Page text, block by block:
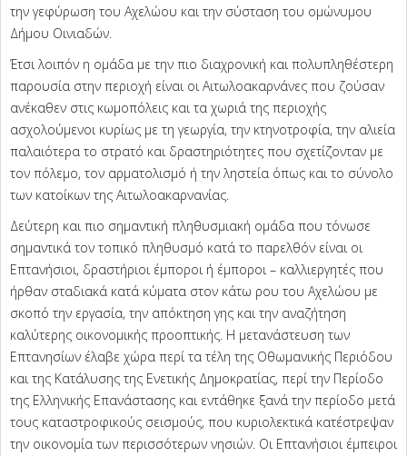
την γεφύρωση του Αχελώου και την σύσταση του ομώνυμου
Δήμου Οινιαδών.
Έτσι λοιπόν η ομάδα με την πιο διαχρονική και πολυπληθέστερη
παρουσία στην περιοχή είναι οι Αιτωλοακαρνάνες που ζούσαν
ανέκαθεν στις κωμοπόλεις και τα χωριά της περιοχής
ασχολούμενοι κυρίως με τη γεωργία, την κτηνοτροφία, την αλιεία
παλαιότερα το στρατό και δραστηριότητες που σχετίζονταν με
τον πόλεμο, τον αρματολισμό ή την ληστεία όπως και το σύνολο
των κατοίκων της Αιτωλοακαρνανίας.
Δεύτερη και πιο σημαντική πληθυσμιακή ομάδα που τόνωσε
σημαντικά τον τοπικό πληθυσμό κατά το παρελθόν είναι οι
Επτανήσιοι, δραστήριοι έμποροι ή έμποροι – καλλιεργητές που
ήρθαν σταδιακά κατά κύματα στον κάτω ρου του Αχελώου με
σκοπό την εργασία, την απόκτηση γης και την αναζήτηση
καλύτερης οικονομικής προοπτικής. Η μετανάστευση των
Επτανησίων έλαβε χώρα περί τα τέλη της Οθωμανικής Περιόδου
και της Κατάλυσης της Ενετικής Δημοκρατίας, περί την Περίοδο
της Ελληνικής Επανάστασης και εντάθηκε ξανά την περίοδο μετά
τους καταστροφικούς σεισμούς, που κυριολεκτικά κατέστρεψαν
την οικονομία των περισσότερων νησιών. Οι Επτανήσιοι έμπειροι